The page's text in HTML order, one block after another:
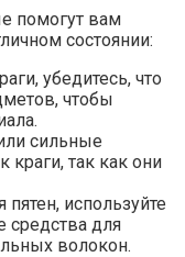
помогут вам
состоянии:
убедитесь, что
чтобы
сильные
краги, так как они
используйте
средства для
волокон.